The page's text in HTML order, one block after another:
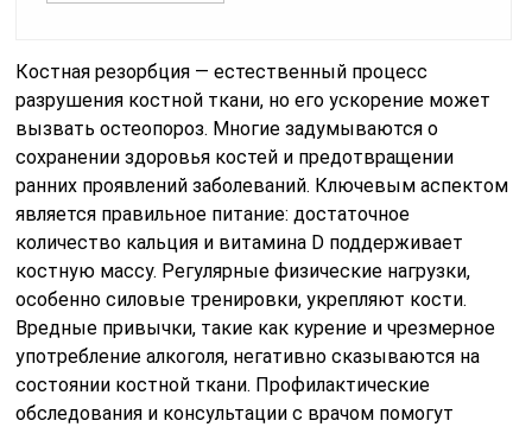
Костная резорбция — естественный процесс
разрушения костной ткани, но его ускорение может
вызвать остеопороз. Многие задумываются о
сохранении здоровья костей и предотвращении
ранних проявлений заболеваний. Ключевым аспектом
является правильное питание: достаточное
количество кальция и витамина D поддерживает
костную массу. Регулярные физические нагрузки,
особенно силовые тренировки, укрепляют кости.
Вредные привычки, такие как курение и чрезмерное
употребление алкоголя, негативно сказываются на
состоянии костной ткани. Профилактические
обследования и консультации с врачом помогут